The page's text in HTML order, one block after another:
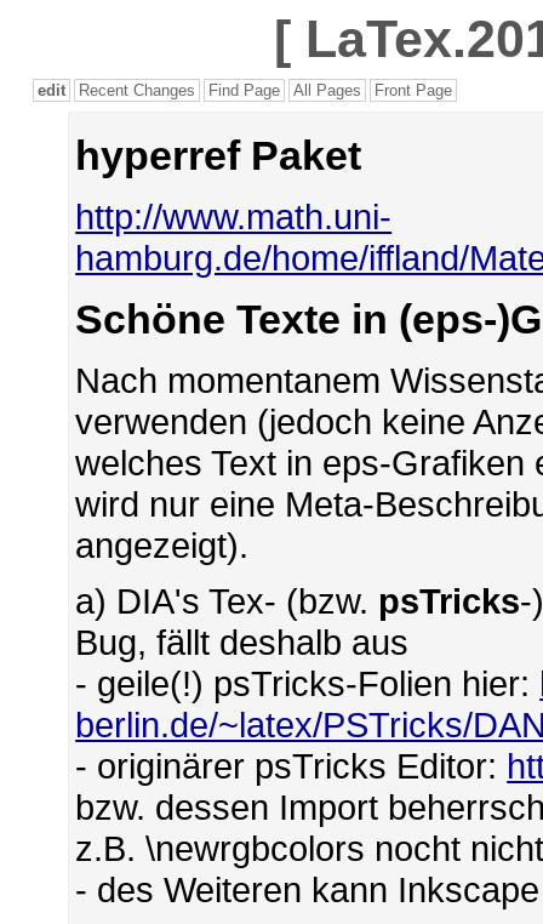
[
edit Recent Changes Find Page All Pages Front Page
hyperref Paket
http://www.math.uni-
hamburg.de/home/iffland/
Schöne Texte in (eps-
Nach momentanem
verwenden (jedoch keine
welches Text in eps-
wird nur eine Meta-
angezeigt).
a) DIA's Tex- (bzw. psTricks-
Bug, fällt deshalb aus
- geile(!) psTricks-Folien hier:
berlin.de/~latex/PSTricks/
- originärer psTricks Editor:
bzw. dessen Import
z.B. \newrgbcolors nocht
- des Weiteren kann